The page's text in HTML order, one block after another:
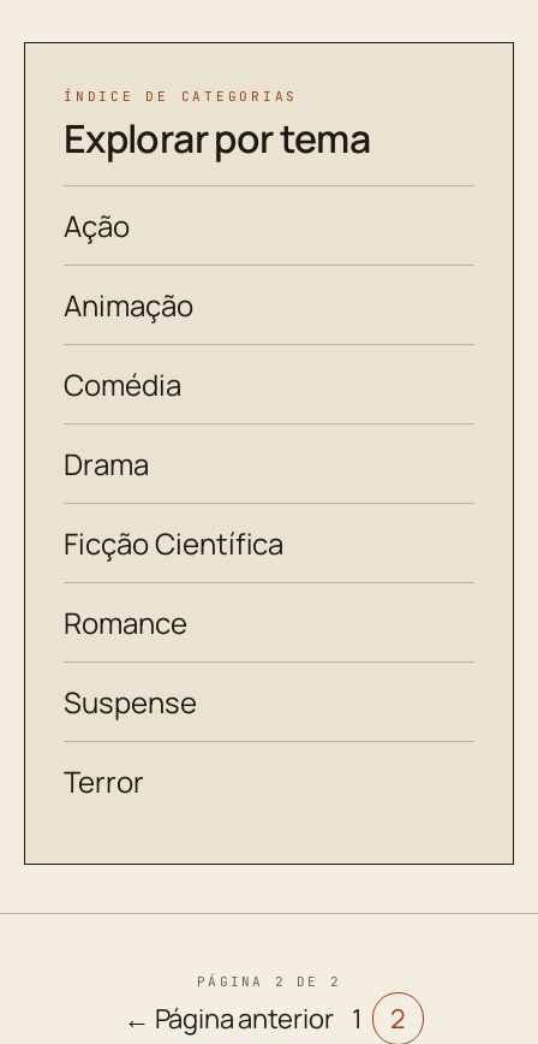
ÍNDICE DE CATEGORIAS
Explorar por tema
Ação
Animação
Comédia
Drama
Ficção Científica
Romance
Suspense
Terror
PÁGINA 2 DE 2
← Página anterior 1 2